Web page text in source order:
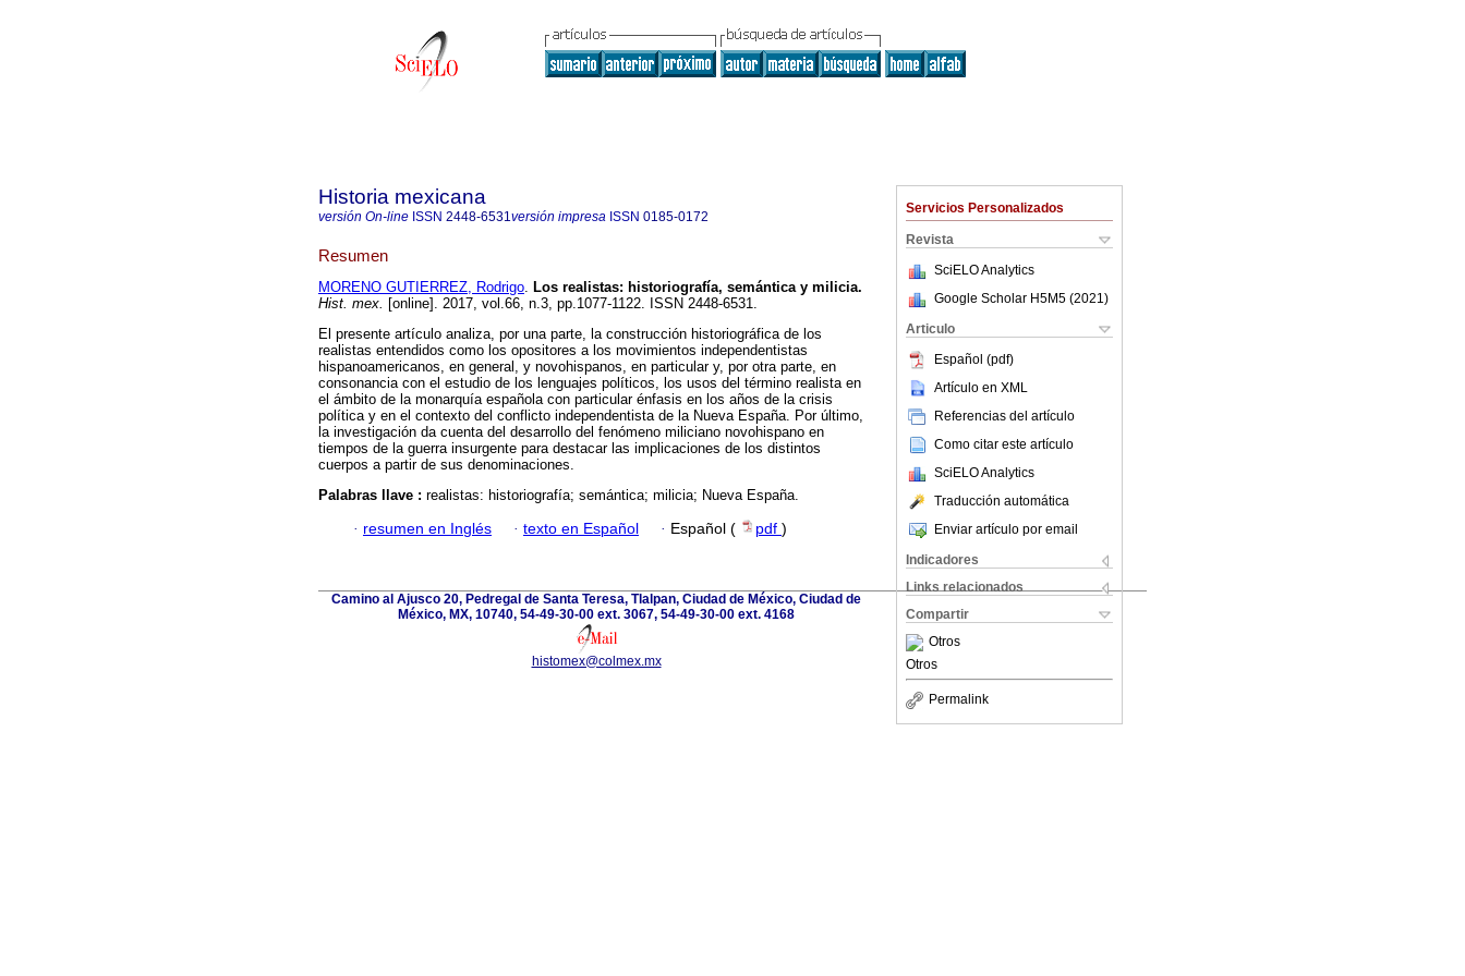
Servicios Personalizados
Revista
SciELO Analytics
Google Scholar H5M5 (2021 )
Articulo
Español (pdf)
Artículo en XML
Referencias del artículo
Como citar este artículo
SciELO Analytics
Traducción automática
Enviar artículo por email
Indicadores
Links relacionados
Compartir
Otros
Otros
Permalink
Historia mexicana
versión On-line ISSN 2448-6531versión impresa ISSN 0185-0172
Resumen
MORENO GUTIERREZ, Rodrigo. Los realistas: historiografía, semántica y milicia.
Hist. mex. [online]. 2017, vol.66, n.3, pp.1077-1122. ISSN 2448-6531.
El presente artículo analiza, por una parte, la construcción historiográfica de los
realistas entendidos como los opositores a los movimientos independentistas
hispanoamericanos, en general, y novohispanos, en particular y, por otra parte, en
consonancia con el estudio de los lenguajes políticos, los usos del término realista en
el ámbito de la monarquía española con particular énfasis en los años de la crisis
política y en el contexto del conflicto independentista de la Nueva España. Por último,
la investigación da cuenta del desarrollo del fenómeno miliciano novohispano en
tiempos de la guerra insurgente para destacar las implicaciones de los distintos
cuerpos a partir de sus denominaciones.
Palabras llave : realistas: historiografía; semántica; milicia; Nueva España.
· resumen en Inglés · texto en Español · Español ( pdf )
Camino al Ajusco 20, Pedregal de Santa Teresa, Tlalpan, Ciudad de México, Ciudad de
México, MX, 10740, 54-49-30-00 ext. 3067, 54-49-30-00 ext. 4168
histomex@colmex.mx